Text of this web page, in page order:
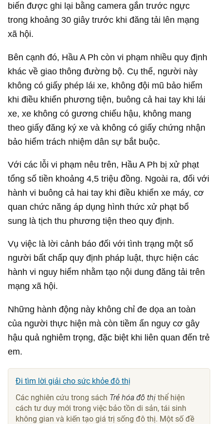
biến được ghi lại bằng camera gắn trước ngực
trong khoảng 30 giây trước khi đăng tải lên mạng
xã hội.
Bên cạnh đó, Hầu A Ph còn vi phạm nhiều quy định
khác về giao thông đường bộ. Cụ thể, người này
không có giấy phép lái xe, không đội mũ bảo hiểm
khi điều khiển phương tiện, buông cả hai tay khi lái
xe, xe không có gương chiếu hậu, không mang
theo giấy đăng ký xe và không có giấy chứng nhận
bảo hiểm trách nhiệm dân sự bắt buộc.
Với các lỗi vi phạm nêu trên, Hầu A Ph bị xử phạt
tổng số tiền khoảng 4,5 triệu đồng. Ngoài ra, đối với
hành vi buông cả hai tay khi điều khiển xe máy, cơ
quan chức năng áp dụng hình thức xử phạt bổ
sung là tịch thu phương tiện theo quy định.
Vụ việc là lời cảnh báo đối với tình trạng một số
người bất chấp quy định pháp luật, thực hiện các
hành vi nguy hiểm nhằm tạo nội dung đăng tải trên
mạng xã hội.
Những hành động này không chỉ đe dọa an toàn
của người thực hiện mà còn tiềm ẩn nguy cơ gây
hậu quả nghiêm trọng, đặc biệt khi liên quan đến trẻ
em.
Đi tìm lời giải cho sức khỏe đô thị
Các nghiên cứu trong sách Trẻ hóa đô thị thể hiện
cách tư duy mới trong việc bảo tồn di sản, tái sinh
không gian và kiến tạo giá trị sống đô thị. Một số đề